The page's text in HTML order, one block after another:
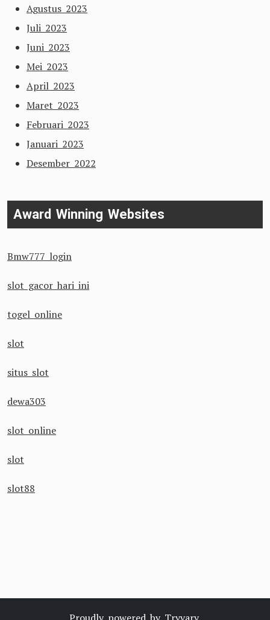
Agustus 2023
Juli 2023
Juni 2023
Mei 2023
April 2023
Maret 2023
Februari 2023
Januari 2023
Desember 2022
Award Winning Websites
Bmw777 login
slot gacor hari ini
togel online
slot
situs slot
dewa303
slot online
slot
slot88